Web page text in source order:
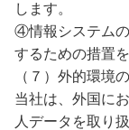
します。
④情報システム
するための措置
（７）外的環境
当社は、外国に
人データを取り